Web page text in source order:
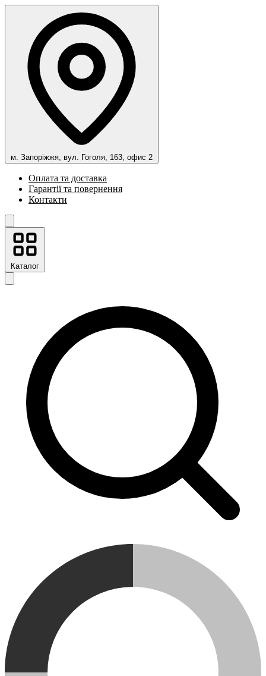
м. Запоріжжя, вул. Гоголя, 163, офис 2
Оплата та доставка
Гарантії та повернення
Контакти
Каталог